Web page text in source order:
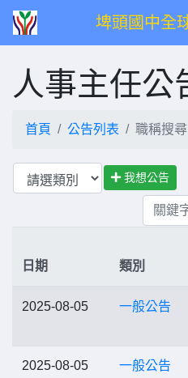
埤頭國中全
人事主任公
首頁 公告列表 職稱搜尋
我想公告
日期 類別
2025-08-05 一般公告
2025-08-05 一般公告